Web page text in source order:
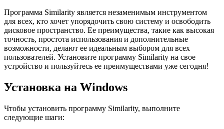
Программа Similarity является незаменимым инструментом
для всех, кто хочет упорядочить свою систему и освободить
дисковое пространство. Ее преимущества, такие как высокая
точность, простота использования и дополнительные
возможности, делают ее идеальным выбором для всех
пользователей. Установите программу Similarity на свое
устройство и пользуйтесь ее преимуществами уже сегодня!
Установка на Windows
Чтобы установить программу Similarity, выполните
следующие шаги: